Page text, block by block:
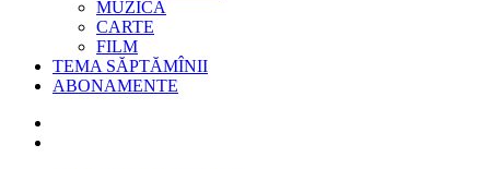
MUZICĂ
CARTE
FILM
TEMA SĂPTĂMÎNII
ABONAMENTE